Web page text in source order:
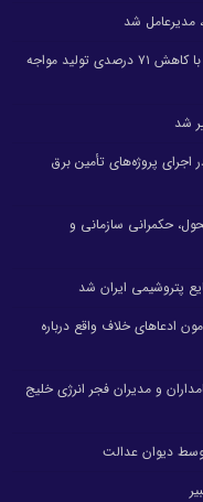
مدیرعامل شد
پتروشیمی اروند پس از اختلالات ناشی از جنگ، با کاهش ۷۱ درصدی تولید مواجه
شد
پروژه‌های تأمین برق
حکمرانی سازمانی و
پتروشیمی ایران شد
ادعاهای خلاف واقع درباره
و مدیران فجر انرژی خلیج
دیوان عدالت